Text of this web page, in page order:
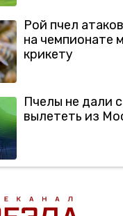
Рой пчел
на чемпионате
крикету
Пчелы не дали
вылететь из